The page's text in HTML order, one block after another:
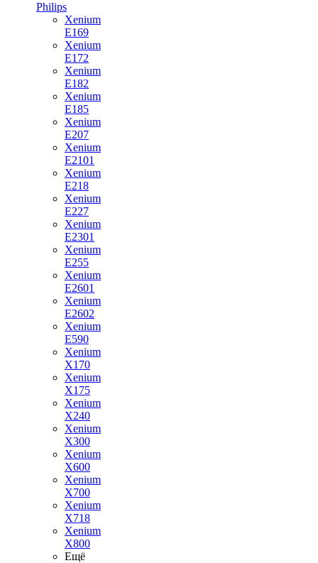
Philips
Xenium
E169
Xenium
E172
Xenium
E182
Xenium
E185
Xenium
E207
Xenium
E2101
Xenium
E218
Xenium
E227
Xenium
E2301
Xenium
E255
Xenium
E2601
Xenium
E2602
Xenium
E590
Xenium
X170
Xenium
X175
Xenium
X240
Xenium
X300
Xenium
X600
Xenium
X700
Xenium
X718
Xenium
X800
Ещё